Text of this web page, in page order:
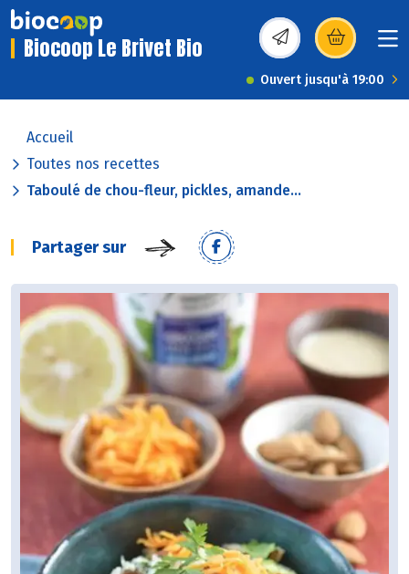
Biocoop Le Brivet Bio (s’ouvre dans une
Ouvert jusqu'à 19:00
Accueil
Toutes nos recettes
Taboulé de chou-fleur, pickles, amande...
Partager sur